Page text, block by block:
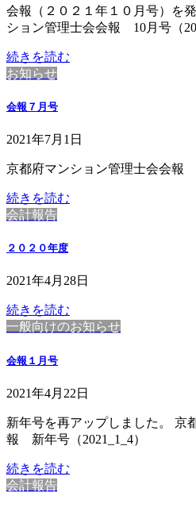
会報（２０２１年１０月号）を
ション管理士会会報 10月号（
続きを読む
お知らせ
会報７月号
2021年7月1日
京都府マンション管理士会会報
続きを読む
会計報告
２０２０年度
2021年4月28日
続きを読む
一般向けのお知らせ
会報１月号
2021年4月22日
新年号を再アップしました。 京
報 新年号（2021_1_4）
続きを読む
会計報告